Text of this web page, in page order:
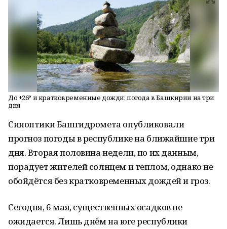
До +26° и кратковременные дожди: погода в Башкирии на три
дня
Синоптики Башгидромета опубликовали
прогноз погоды в республике на ближайшие три
дня. Вторая половина недели, по их данным,
порадует жителей солнцем и теплом, однако не
обойдётся без кратковременных дождей и гроз.
Сегодня, 6 мая, существенных осадков не
ожидается. Лишь днём на юге республики